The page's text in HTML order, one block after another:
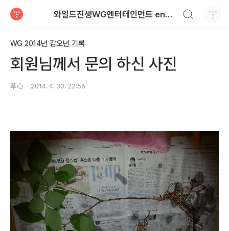
와일드진생WG엔터테인먼트 entertainment
WG 2014년 갑오년 기록
회원님께서 문의 하신 사진
草心 2014. 4. 30. 22:56